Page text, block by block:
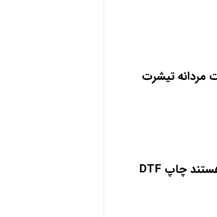
مردانه تیشرت
نایک ادیداس فیندی قوچی بهترین مارک های پوشاک هستند چون بهترین تولیدات را دارا هستند چاپ DTF